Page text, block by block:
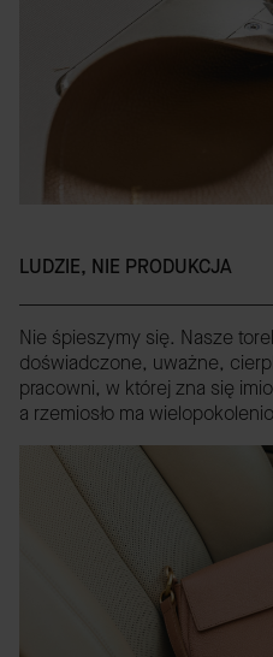
LUDZIE, NIE PRODUKCJA
Nie śpieszymy się. Nasze
doświadczone, uważne,
pracowni, w której zna się
a rzemiosło ma